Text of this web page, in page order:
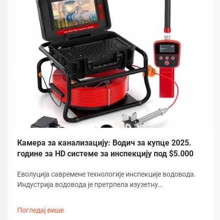
Камера за канализацију: Водич за купце 2025.
године за HD системе за инспекцију под $5.000
Еволуција савремене технологије инспекције водовода.
Индустрија водовода је претрпела изузетну
инспекцију револуционизовали су начин на који
Погледај више